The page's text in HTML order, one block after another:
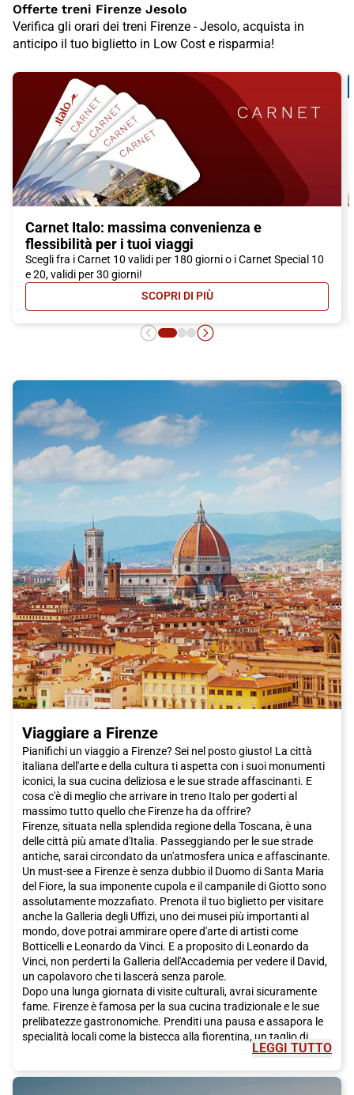
Offerte treni Firenze Jesolo
Verifica gli orari dei treni Firenze - Jesolo, acquista in
anticipo il tuo biglietto in Low Cost e risparmia!
Carnet Italo: massima convenienza e
flessibilità per i tuoi viaggi
Scegli fra i Carnet 10 validi per 180 giorni o i Carnet Special 10
e 20, validi per 30 giorni!
SCOPRI DI PIÙ- CARNET ITALO: MASSIMA
Viaggiare a Firenze
Pianifichi un viaggio a Firenze? Sei nel posto giusto! La città
italiana dell'arte e della cultura ti aspetta con i suoi monumenti
iconici, la sua cucina deliziosa e le sue strade affascinanti. E
cosa c'è di meglio che arrivare in treno Italo per goderti al
massimo tutto quello che Firenze ha da offrire?
Firenze, situata nella splendida regione della Toscana, è una
delle città più amate d'Italia. Passeggiando per le sue strade
antiche, sarai circondato da un'atmosfera unica e affascinante.
Un must-see a Firenze è senza dubbio il Duomo di Santa Maria
del Fiore, la sua imponente cupola e il campanile di Giotto sono
assolutamente mozzafiato. Prenota il tuo biglietto per visitare
anche la Galleria degli Uffizi, uno dei musei più importanti al
mondo, dove potrai ammirare opere d'arte di artisti come
Botticelli e Leonardo da Vinci. E a proposito di Leonardo da
Vinci, non perderti la Galleria dell'Accademia per vedere il David,
un capolavoro che ti lascerà senza parole.
Dopo una lunga giornata di visite culturali, avrai sicuramente
fame. Firenze è famosa per la sua cucina tradizionale e le sue
prelibatezze gastronomiche. Prenditi una pausa e assapora le
specialità locali come la bistecca alla fiorentina, un taglio di
carne succulento e saporito, o i pici, una pasta fatta a mano
LEGGI TUTTO